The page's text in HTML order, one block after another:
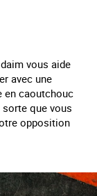
vous aide
avec une
en caoutchouc
que vous
opposition